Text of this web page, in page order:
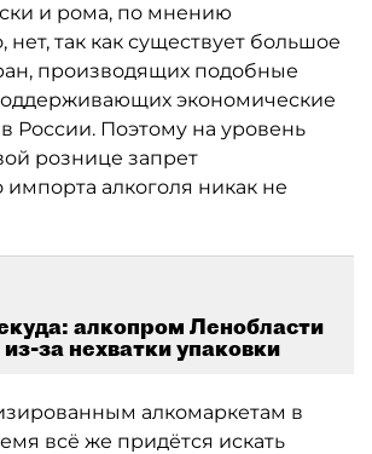
и рома, по мнению
нет, так как существует большое
производящих подобные
экономические
России. Поэтому на уровень
рознице запрет
импорта алкоголя никак не
алкопром Ленобласти
за нехватки упаковки
алкомаркетам в
всё же придётся искать